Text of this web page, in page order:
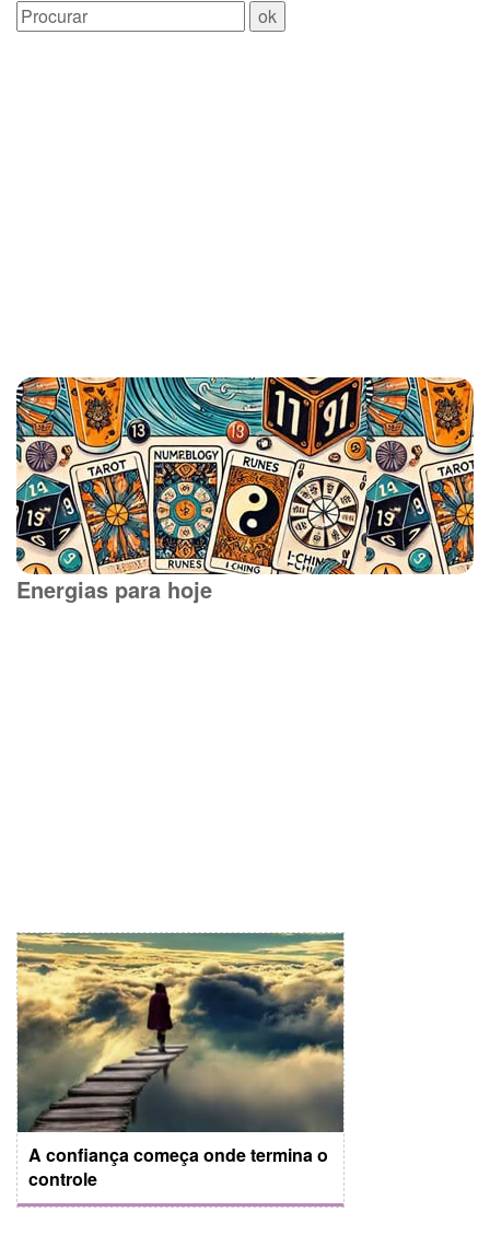
Energias para hoje
A confiança começa onde termina o
controle